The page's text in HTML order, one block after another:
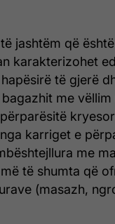
jashtëm që
karakterizohet
të gjerë
me
karriget e
me
të shumta që
(masazh,